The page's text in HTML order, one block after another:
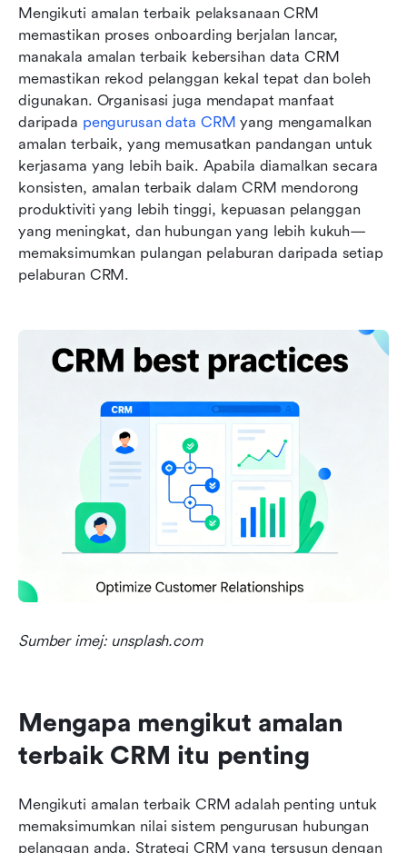
Mengikuti amalan terbaik pelaksanaan CRM
memastikan proses onboarding berjalan lancar,
manakala amalan terbaik kebersihan data CRM
memastikan rekod pelanggan kekal tepat dan boleh
digunakan. Organisasi juga mendapat manfaat
daripada pengurusan data CRM yang mengamalkan
amalan terbaik, yang memusatkan pandangan untuk
kerjasama yang lebih baik. Apabila diamalkan secara
konsisten, amalan terbaik dalam CRM mendorong
produktiviti yang lebih tinggi, kepuasan pelanggan
yang meningkat, dan hubungan yang lebih kukuh—
memaksimumkan pulangan pelaburan daripada setiap
pelaburan CRM.
Sumber imej: unsplash.com
Mengapa mengikut amalan
terbaik CRM itu penting
Mengikuti amalan terbaik CRM adalah penting untuk
memaksimumkan nilai sistem pengurusan hubungan
pelanggan anda. Strategi CRM yang tersusun dengan